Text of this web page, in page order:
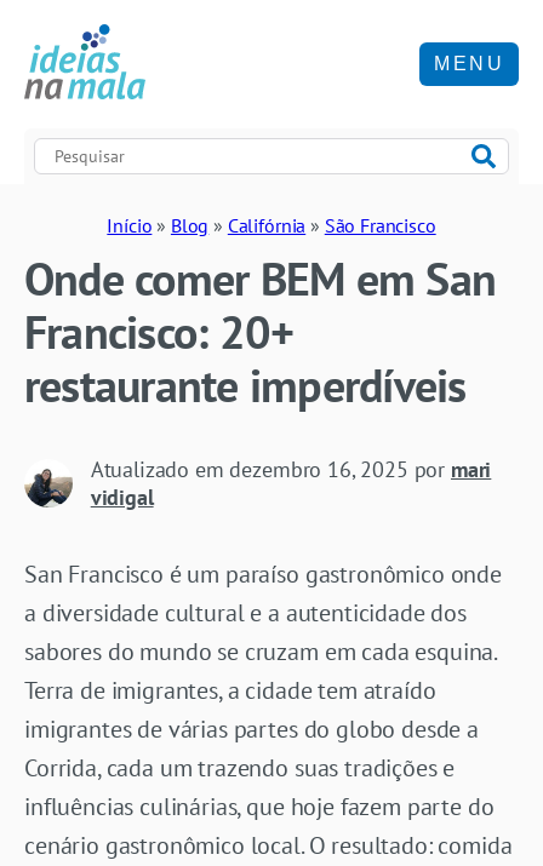
MENU
Início » Blog » Califórnia » São Francisco
Onde comer BEM em San
Francisco: 20+
restaurante imperdíveis
Atualizado em dezembro 16, 2025 por mari
vidigal
San Francisco é um paraíso gastronômico onde
a diversidade cultural e a autenticidade dos
sabores do mundo se cruzam em cada esquina.
Terra de imigrantes, a cidade tem atraído
imigrantes de várias partes do globo desde a
Corrida, cada um trazendo suas tradições e
influências culinárias, que hoje fazem parte do
cenário gastronômico local. O resultado: comida